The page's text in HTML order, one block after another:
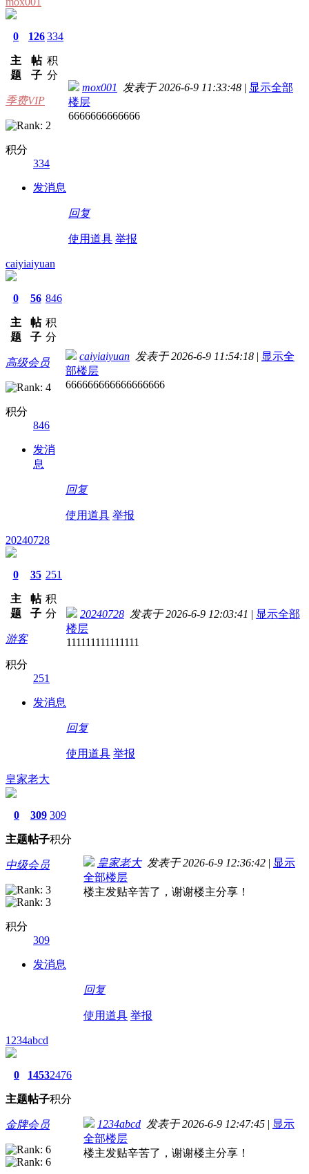
0
主
题
126
帖
子
334
积
分
季费VIP
积分
334
发消息
mox001 发表于 2026-6-9 11:33:48 | 显示全部
楼层
6666666666666
回复
使用道具 举报
caiyiaiyuan
0
主
题
56
帖
子
846
积
分
高级会员
积分
846
发消
息
caiyiaiyuan 发表于 2026-6-9 11:54:18 | 显示全
部楼层
666666666666666666
回复
使用道具 举报
20240728
0
主
题
35
帖
子
251
积
分
游客
积分
251
发消息
20240728 发表于 2026-6-9 12:03:41 | 显示全部
楼层
111111111111111
回复
使用道具 举报
皇家老大
0
主题
309
帖子
309
积分
中级会员
积分
309
发消息
皇家老大发表于 2026-6-9 12:36:42 | 显示
全部楼层
楼主发贴辛苦了，谢谢楼主分享！
回复
使用道具 举报
1234abcd
0
主题
1453
帖子
2476
积分
金牌会员 1234abcd 发表于 2026-6-9 12:47:45 | 显示
全部楼层
楼主发贴辛苦了，谢谢楼主分享！